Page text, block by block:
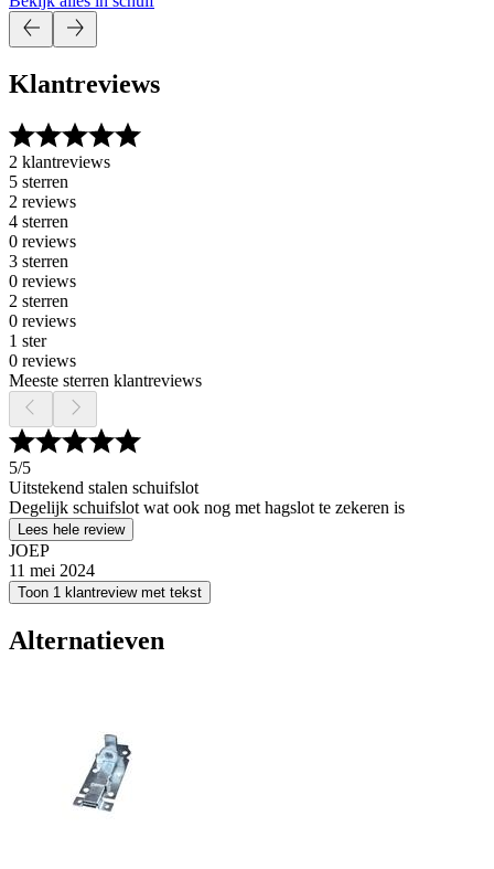
Klantreviews
2 klantreviews
5 sterren
2 reviews
4 sterren
0 reviews
3 sterren
0 reviews
2 sterren
0 reviews
1 ster
0 reviews
Meeste sterren klantreviews
5/5
Uitstekend stalen schuifslot
Degelijk schuifslot wat ook nog met hagslot te zekeren is
Lees hele review
JOEP
11 mei 2024
Toon 1 klantreview met tekst
Alternatieven